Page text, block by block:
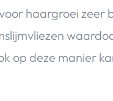
haargroei zeer
op deze manier